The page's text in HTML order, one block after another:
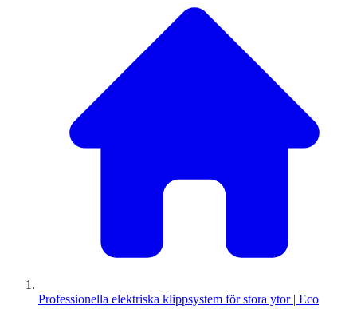
Professionella elektriska klippsystem för stora ytor | Eco